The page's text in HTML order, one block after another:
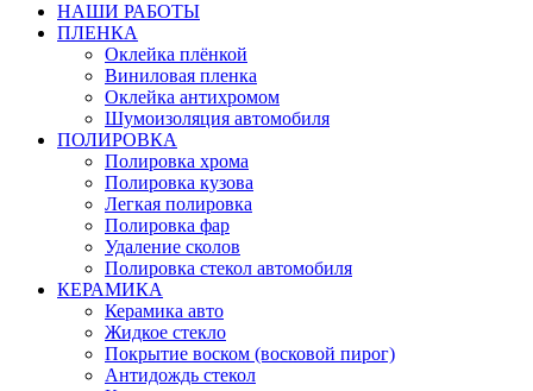
НАШИ РАБОТЫ
ПЛЕНКА
Оклейка плёнкой
Виниловая пленка
Оклейка антихромом
Шумоизоляция автомобиля
ПОЛИРОВКА
Полировка хрома
Полировка кузова
Легкая полировка
Полировка фар
Удаление сколов
Полировка стекол автомобиля
КЕРАМИКА
Керамика авто
Жидкое стекло
Покрытие воском (восковой пирог)
Антидождь стекол